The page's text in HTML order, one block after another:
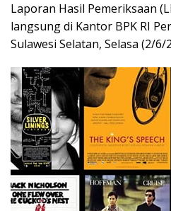
Laporan Hasil Pemeriksaan
langsung di Kantor BPK RI
Sulawesi Selatan, Selasa (2/6/